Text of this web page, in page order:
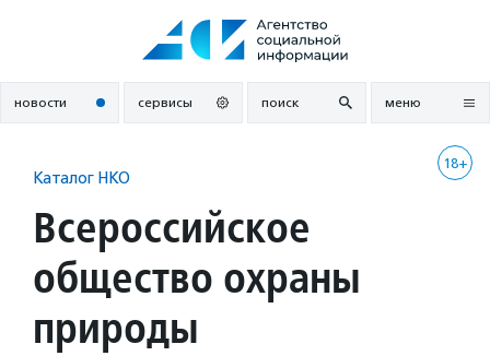
новости сервисы поиск меню
18+
Каталог НКО
Всероссийское
общество охраны
природы